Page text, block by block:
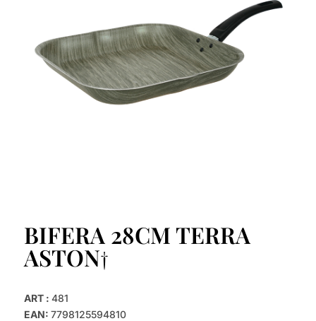
BIFERA 28CM TERRA
ASTON†
ART : 481
EAN: 7798125594810